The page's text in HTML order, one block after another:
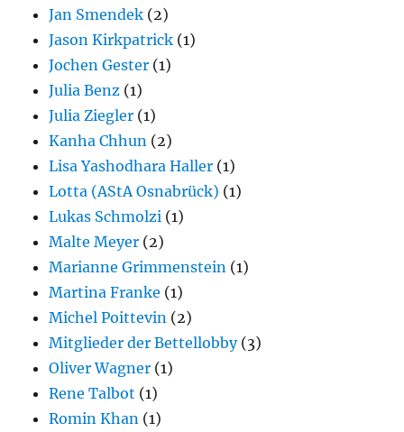
Jan Smendek (2)
Jason Kirkpatrick (1)
Jochen Gester (1)
Julia Benz (1)
Julia Ziegler (1)
Kanha Chhun (2)
Lisa Yashodhara Haller (1)
Lotta (AStA Osnabrück) (1)
Lukas Schmolzi (1)
Malte Meyer (2)
Marianne Grimmenstein (1)
Martina Franke (1)
Michel Poittevin (2)
Mitglieder der Bettellobby(3)
Oliver Wagner (1)
Rene Talbot (1)
Romin Khan (1)